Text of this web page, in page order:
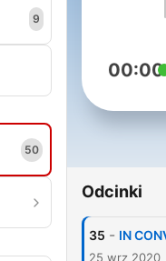
9
50
00:00
Odcinki
35 - IN
25 wrz 2020